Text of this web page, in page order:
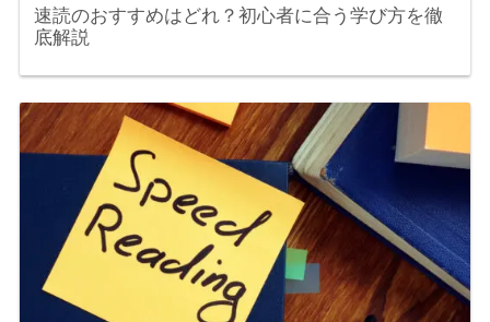
速読のおすすめはどれ？初心者に合う学び方を徹
底解説